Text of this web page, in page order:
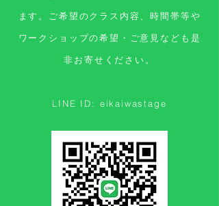
ます。ご希望のクラス内容、時間帯等や
ワークショップの希望・ご意見なども是
非お寄せください。
LINE ID: eikaiwastage